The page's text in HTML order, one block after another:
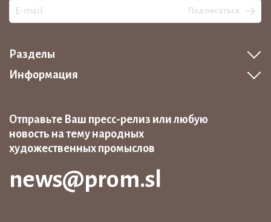
Подписаться
Разделы
Информация
Отправьте Ваш пресс-релиз или любую
новость на тему народных
художественных промыслов
news@prom.sl